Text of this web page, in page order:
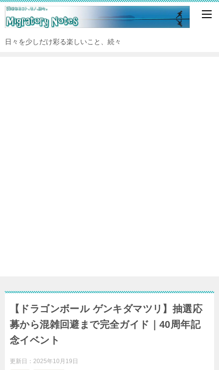
日々を少しだけ彩る楽しいこと、続々
【ドラゴンボール ゲンキダマツリ】抽選応
募から混雑回避まで完全ガイド｜40周年記
念イベント
更新日： 2025年10月19日